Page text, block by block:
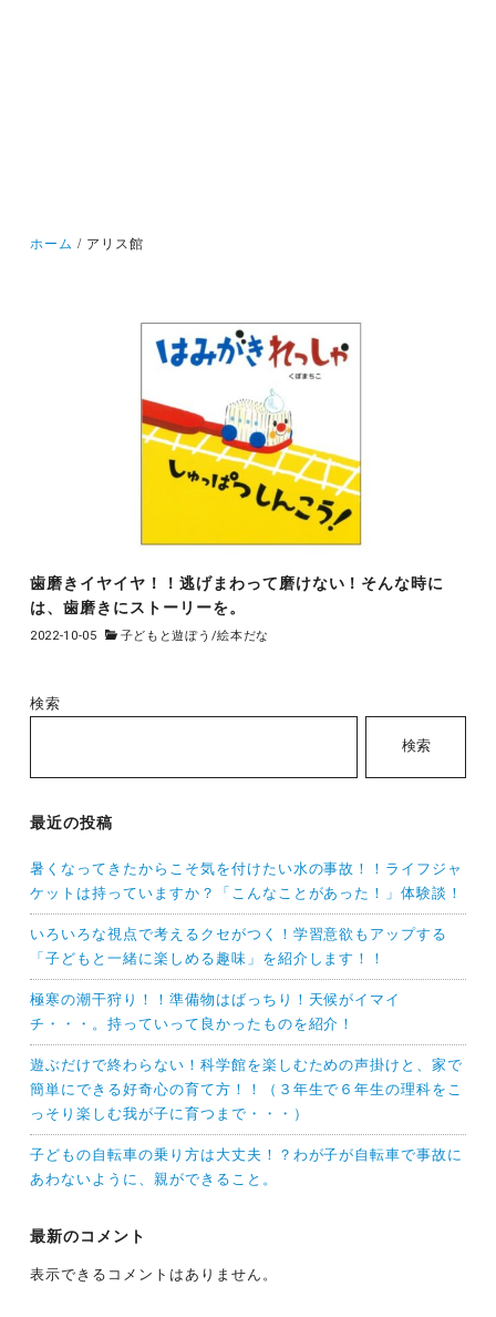
ホーム アリス館
歯磨きイヤイヤ！！逃げまわって磨けない！そんな時に
は、歯磨きにストーリーを。
2022-10-05 子どもと遊ぼう /絵本だな
検索
検索
最近の投稿
暑くなってきたからこそ気を付けたい水の事故！！ライフジャ
ケットは持っていますか？「こんなことがあった！」体験談！
いろいろな視点で考えるクセがつく！学習意欲もアップする
「子どもと一緒に楽しめる趣味」を紹介します！！
極寒の潮干狩り！！準備物はばっちり！天候がイマイ
チ・・・。持っていって良かったものを紹介！
遊ぶだけで終わらない！科学館を楽しむための声掛けと、家で
簡単にできる好奇心の育て方！！（３年生で６年生の理科をこ
っそり楽しむ我が子に育つまで・・・）
子どもの自転車の乗り方は大丈夫！？わが子が自転車で事故に
あわないように、親ができること。
最新のコメント
表示できるコメントはありません。